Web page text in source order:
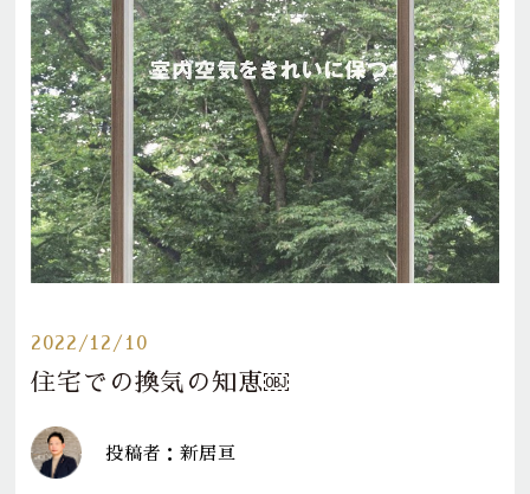
2022/12/10
住宅での換気の知恵￼
投稿者：新居亘